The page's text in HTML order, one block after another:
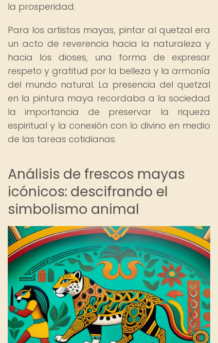
la prosperidad.
Para los artistas mayas, pintar al quetzal era
un acto de reverencia hacia la naturaleza y
hacia los dioses, una forma de expresar
respeto y gratitud por la belleza y la armonía
del mundo natural. La presencia del quetzal
en la pintura maya recordaba a la sociedad
la importancia de preservar la riqueza
espiritual y la conexión con lo divino en medio
de las tareas cotidianas.
Análisis de frescos mayas
icónicos: descifrando el
simbolismo animal